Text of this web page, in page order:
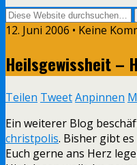
12. Juni 2006 • Keine
Heilsgewissheit –
Teilen TweetAnpinnen
Ein weiterer Blog
christpolis. Bisher gibt
Euch gerne ans Herz